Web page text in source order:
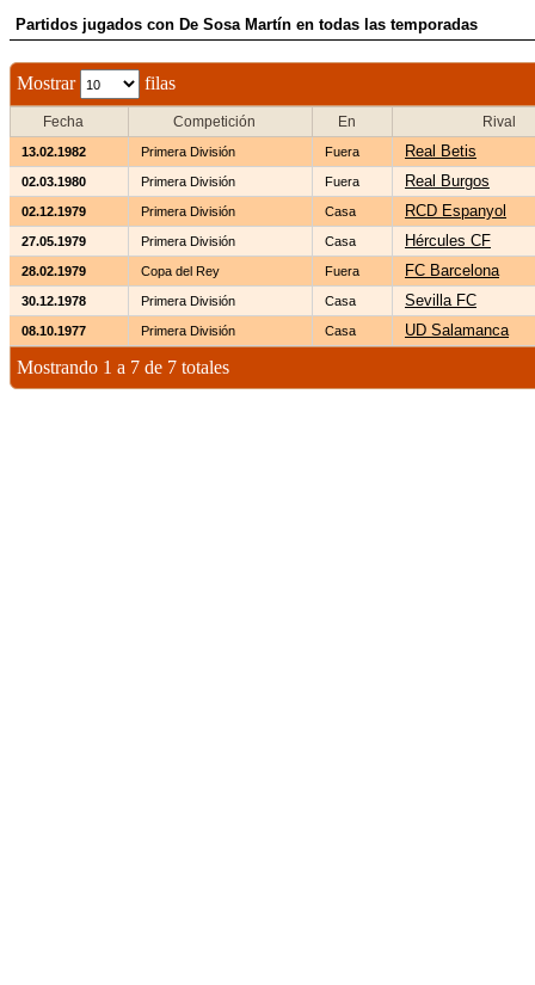
Partidos jugados con De Sosa Martín en todas las temporadas
Mostrar filas
Fecha Competición En Rival
13.02.1982 Primera División Fuera Real Betis
02.03.1980 Primera División Fuera Real Burgos
02.12.1979 Primera División Casa RCD Espanyol
27.05.1979 Primera División Casa Hércules CF
28.02.1979 Copa del Rey Fuera FC Barcelona
30.12.1978 Primera División Casa Sevilla FC
08.10.1977 Primera División Casa UD Salamanca
Mostrando 1 a 7 de 7 totales